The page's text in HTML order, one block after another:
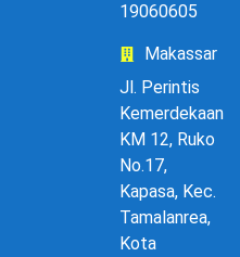
19060605
Makassar
Jl. Perintis
Kemerdekaan
KM 12, Ruko
No.17,
Kapasa, Kec.
Tamalanrea,
Kota